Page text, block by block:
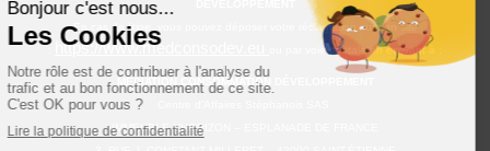
En cas de litige, vous pouvez déposer votre réclamation sur son site
https://www.medconsodev.eu ou par voie postale en écrivant à :
MEDIATION CONSOMMATION DÉVELOPPEMENT
IMMEUBLE L’HORIZON – ESPLANADE DE FRANCE